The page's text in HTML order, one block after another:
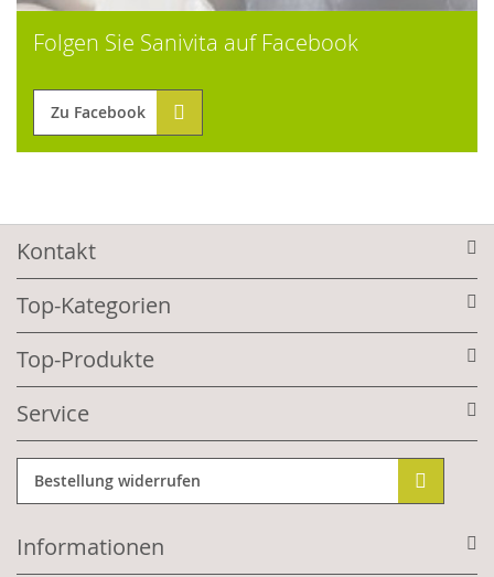
Folgen Sie Sanivita auf Facebook
Zu Facebook
Kontakt
Top-Kategorien
Top-Produkte
Service
Bestellung widerrufen
Informationen